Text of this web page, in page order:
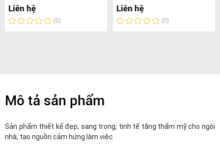
Liên hệ
(0)
Liên hệ
(0)
Mô tả sản phẩm
Sản phẩm thiết kế đẹp, sang trọng, tinh tế tăng thẩm mỹ cho ngôi
nhà, tạo nguồn cảm hứng làm việc